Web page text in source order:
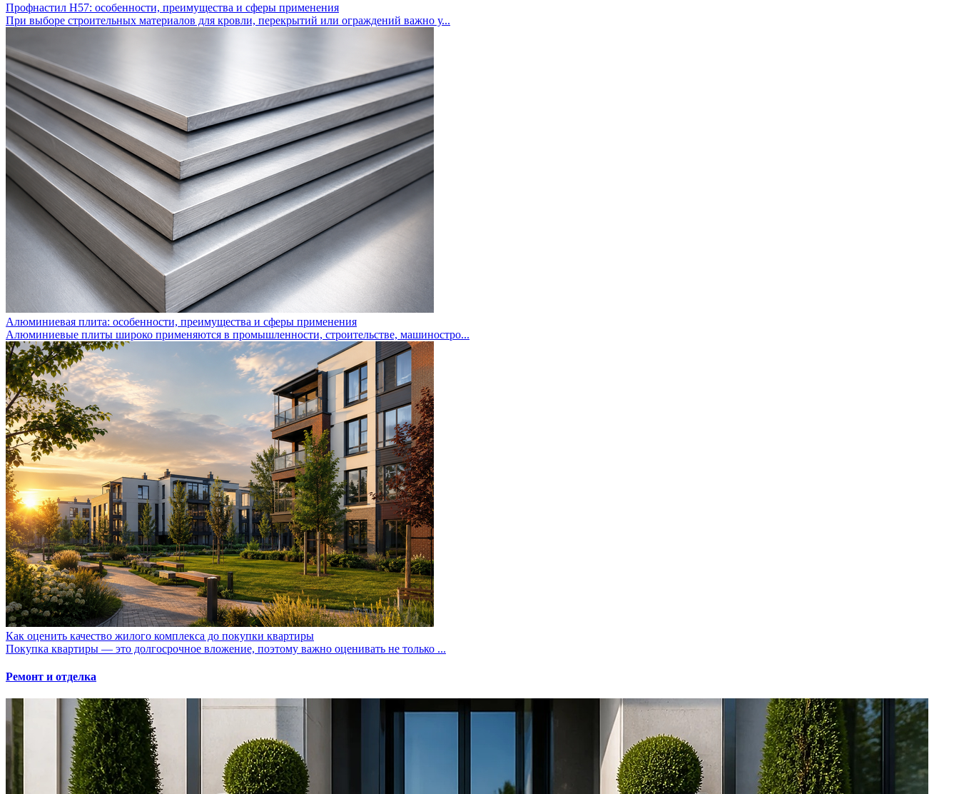
Профнастил Н57: особенности, преимущества и сферы применения
При выборе строительных материалов для кровли, перекрытий или ограждений важно у...
Алюминиевая плита: особенности, преимущества и сферы применения
Алюминиевые плиты широко применяются в промышленности, строительстве, машиностро...
Как оценить качество жилого комплекса до покупки квартиры
Покупка квартиры — это долгосрочное вложение, поэтому важно оценивать не только ...
Ремонт и отделка